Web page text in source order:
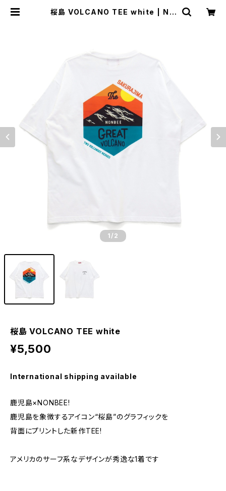
桜島 VOLCANO TEE white | NO
1 /2
桜島 VOLCANO TEE white
¥5,500
International shipping available
鹿児島×NONBEE!
鹿児島を象徴するアイコン“桜島”のグラフィックを
背面にプリントした新作TEE!
アメリカのサーフ系なデザインが秀逸な1着です